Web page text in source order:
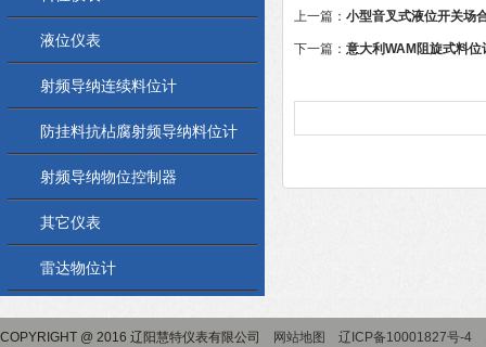
液位仪表
射频导纳连续料位计
防挂料抗枮腐射频导纳料位计
射频导纳物位控制器
其它仪表
雷达物位计
上一篇： 小型音叉式液位开关场
下一篇： 意大利WAM阻旋式料位
COPYRIGHT @ 2016 辽阳慧特仪表有限公司 网站地图 辽ICP备10001827号-4